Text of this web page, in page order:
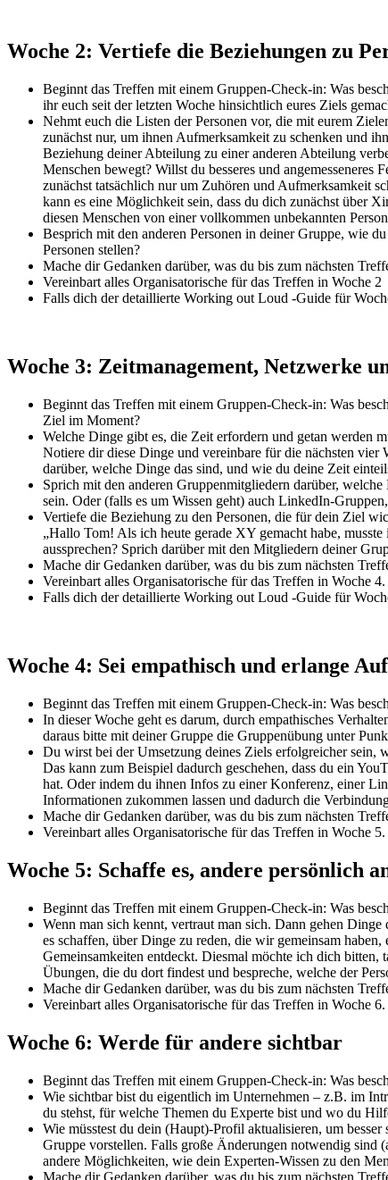
Woche 2: Vertiefe die Beziehungen zu
Beginnt das Treffen mit einem Gruppen-Check-in: Was
ihr euch seit der letzten Woche hinsichtlich eures Ziels
Nehmt euch die Listen der Personen vor, die mit eurem
zunächst nur, um ihnen Aufmerksamkeit zu schenken und
Beziehung deiner Abteilung zu einer anderen Abteilung
Menschen bewegt? Willst du besseres und
zunächst tatsächlich nur um Zuhören und Aufmerksamkeit
kann es eine Möglichkeit sein, dass du dich zunächst über
diesen Menschen von einer vollkommen unbekannten
Besprich mit den anderen Personen in deiner Gruppe, wie
Personen stellen?
Mache dir Gedanken darüber, was du bis zum nächsten
Vereinbart alles Organisatorische für das Treffen in Woche 2
Falls dich der detaillierte Working out Loud -Guide für
Woche 3: Zeitmanagement, Netzwerke
Beginnt das Treffen mit einem Gruppen-Check-in: Was
Ziel im Moment?
Welche Dinge gibt es, die Zeit erfordern und getan werden
Notiere dir diese Dinge und vereinbare für die nächsten
darüber, welche Dinge das sind, und wie du deine Zeit
Sprich mit den anderen Gruppenmitgliedern darüber,
sein. Oder (falls es um Wissen geht) auch LinkedIn-
Vertiefe die Beziehung zu den Personen, die für dein Ziel
„Hallo Tom! Als ich heute gerade XY gemacht habe,
aussprechen? Sprich darüber mit den Mitgliedern deiner
Mache dir Gedanken darüber, was du bis zum nächsten
Vereinbart alles Organisatorische für das Treffen in Woche 4.
Falls dich der detaillierte Working out Loud -Guide für
Woche 4: Sei empathisch und erlange
Beginnt das Treffen mit einem Gruppen-Check-in: Was
In dieser Woche geht es darum, durch empathisches
daraus bitte mit deiner Gruppe die Gruppenübung unter
Du wirst bei der Umsetzung deines Ziels erfolgreicher sein,
Das kann zum Beispiel dadurch geschehen, dass du ein
hat. Oder indem du ihnen Infos zu einer Konferenz, einer
Informationen zukommen lassen und dadurch die
Mache dir Gedanken darüber, was du bis zum nächsten
Vereinbart alles Organisatorische für das Treffen in Woche 5.
Woche 5: Schaffe es, andere persönlich
Beginnt das Treffen mit einem Gruppen-Check-in: Was
Wenn man sich kennt, vertraut man sich. Dann gehen
es schaffen, über Dinge zu reden, die wir gemeinsam
Gemeinsamkeiten entdeckt. Diesmal möchte ich dich
Übungen, die du dort findest und bespreche, welche der
Mache dir Gedanken darüber, was du bis zum nächsten
Vereinbart alles Organisatorische für das Treffen in Woche 6.
Woche 6: Werde für andere sichtbar
Beginnt das Treffen mit einem Gruppen-Check-in: Was
Wie sichtbar bist du eigentlich im Unternehmen – z.B. im
du stehst, für welche Themen du Experte bist und wo du
Wie müsstest du dein (Haupt)-Profil aktualisieren, um
Gruppe vorstellen. Falls große Änderungen notwendig sind
andere Möglichkeiten, wie dein Experten-Wissen zu den
Mache dir Gedanken darüber, was du bis zum nächsten